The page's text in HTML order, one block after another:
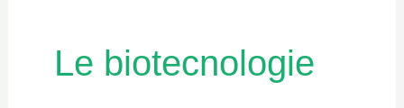
Le biotecnologie